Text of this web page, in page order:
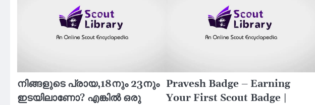
നിങ്ങളുടെ പ്രായ,18നും 23നും
ഇടയിലാണോ? എങ്കില്‍ ഒരു
Pravesh Badge – Earning
Your First Scout Badge |